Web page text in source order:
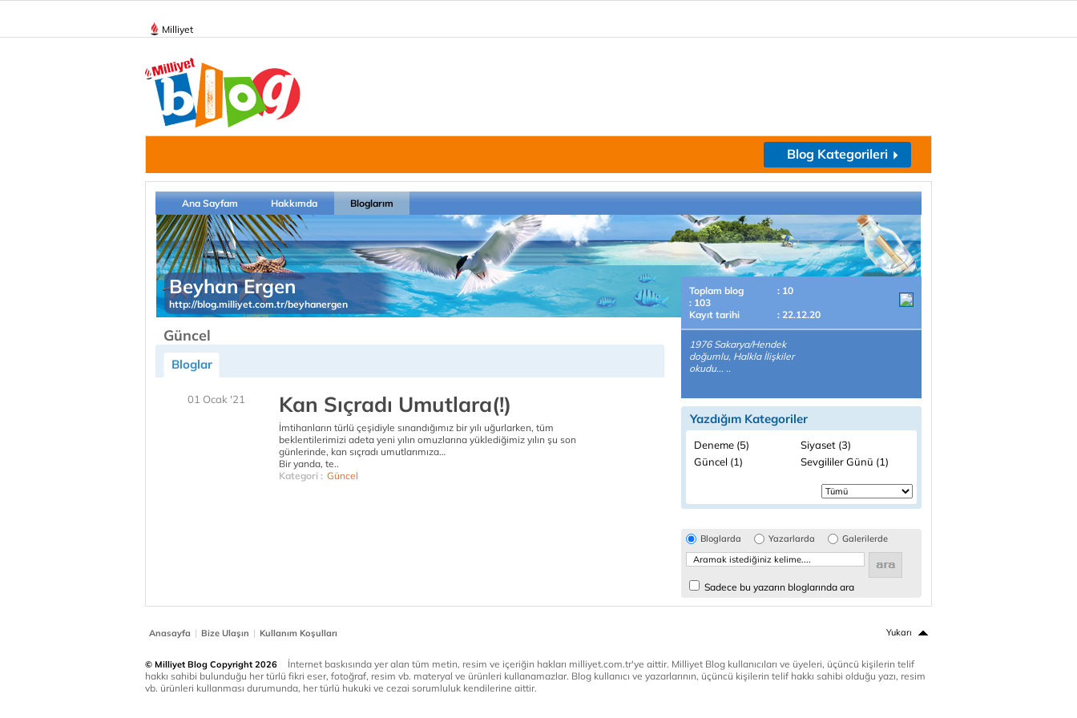
Milliyet
Blog Kategorileri
Ana Sayfam Hakkımda Bloglarım
Beyhan Ergen
http://blog.milliyet.com.tr/beyhanergen
Güncel
Bloglar
01 Ocak '21 Kan Sıçradı Umutlara(!)
İmtihanların türlü çeşidiyle sınandığımız bir yılı uğurlarken, tüm
beklentilerimizi adeta yeni yılın omuzlarına yüklediğimiz yılın şu son
günlerinde, kan sıçradı umutlarımıza…
Bir yanda, te..
Kategori : Güncel
Toplam blog
: 10
: 103
Kayıt tarihi
: 22.12.20
1976 Sakarya/Hendek
doğumlu, Halkla İlişkiler
okudu... ..
Yazdığım Kategoriler
Deneme (5)
Siyaset (3)
Güncel (1)
Sevgililer Günü (1)
Bloglarda Yazarlarda Galerilerde
Sadece bu yazarın bloglarında ara
Anasayfa | Bize Ulaşın | Kullanım Koşulları Yukarı
© Milliyet Blog Copyright 2026
İnternet baskısında yer alan tüm metin, resim ve içeriğin hakları milliyet.com.tr'ye aittir. Milliyet Blog kullanıcıları ve üyeleri, üçüncü kişilerin telif
hakkı sahibi bulunduğu her türlü fikri eser, fotoğraf, resim vb. materyal ve ürünleri kullanamazlar. Blog kullanıcı ve yazarlarının, üçüncü kişilerin telif hakkı sahibi olduğu yazı, resim
vb. ürünleri kullanması durumunda, her türlü hukuki ve cezai sorumluluk kendilerine aittir.